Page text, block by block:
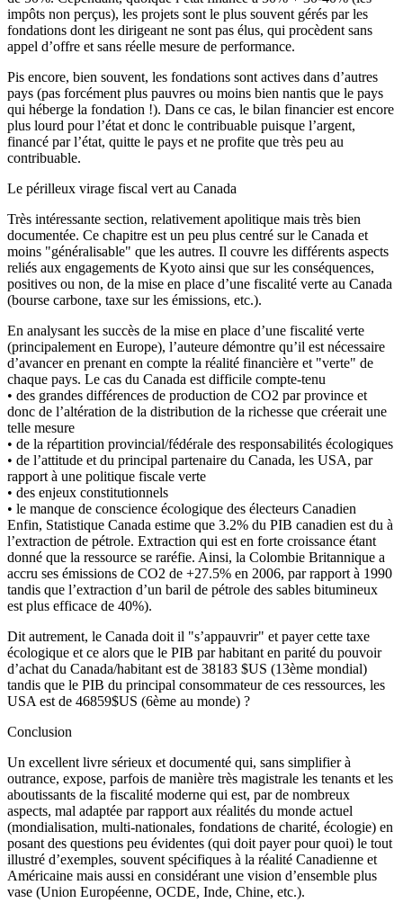
impôts non perçus), les projets sont le plus souvent gérés par les
fondations dont les dirigeant ne sont pas élus, qui procèdent sans
appel d’offre et sans réelle mesure de performance.
Pis encore, bien souvent, les fondations sont actives dans d’autres
pays (pas forcément plus pauvres ou moins bien nantis que le pays
qui héberge la fondation !). Dans ce cas, le bilan financier est encore
plus lourd pour l’état et donc le contribuable puisque l’argent,
financé par l’état, quitte le pays et ne profite que très peu au
contribuable.
Le périlleux virage fiscal vert au Canada
Très intéressante section, relativement apolitique mais très bien
documentée. Ce chapitre est un peu plus centré sur le Canada et
moins "généralisable" que les autres. Il couvre les différents aspects
reliés aux engagements de Kyoto ainsi que sur les conséquences,
positives ou non, de la mise en place d’une fiscalité verte au Canada
(bourse carbone, taxe sur les émissions, etc.).
En analysant les succès de la mise en place d’une fiscalité verte
(principalement en Europe), l’auteure démontre qu’il est nécessaire
d’avancer en prenant en compte la réalité financière et "verte" de
chaque pays. Le cas du Canada est difficile compte-tenu
• des grandes différences de production de CO2 par province et
donc de l’altération de la distribution de la richesse que créerait une
telle mesure
• de la répartition provincial/fédérale des responsabilités écologiques
• de l’attitude et du principal partenaire du Canada, les USA, par
rapport à une politique fiscale verte
• des enjeux constitutionnels
• le manque de conscience écologique des électeurs Canadien
Enfin, Statistique Canada estime que 3.2% du PIB canadien est du à
l’extraction de pétrole. Extraction qui est en forte croissance étant
donné que la ressource se raréfie. Ainsi, la Colombie Britannique a
accru ses émissions de CO2 de +27.5% en 2006, par rapport à 1990
tandis que l’extraction d’un baril de pétrole des sables bitumineux
est plus efficace de 40%).
Dit autrement, le Canada doit il "s’appauvrir" et payer cette taxe
écologique et ce alors que le PIB par habitant en parité du pouvoir
d’achat du Canada/habitant est de 38183 $US (13ème mondial)
tandis que le PIB du principal consommateur de ces ressources, les
USA est de 46859$US (6ème au monde) ?
Conclusion
Un excellent livre sérieux et documenté qui, sans simplifier à
outrance, expose, parfois de manière très magistrale les tenants et les
aboutissants de la fiscalité moderne qui est, par de nombreux
aspects, mal adaptée par rapport aux réalités du monde actuel
(mondialisation, multi-nationales, fondations de charité, écologie) en
posant des questions peu évidentes (qui doit payer pour quoi) le tout
illustré d’exemples, souvent spécifiques à la réalité Canadienne et
Américaine mais aussi en considérant une vision d’ensemble plus
vase (Union Européenne, OCDE, Inde, Chine, etc.).